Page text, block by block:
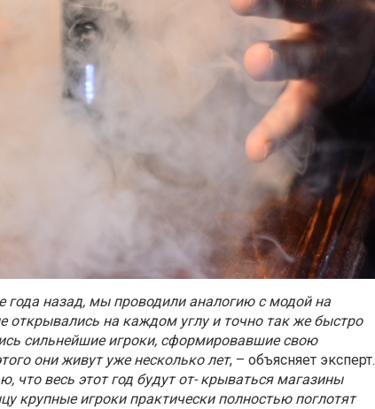
года назад, мы проводили аналогию с модой на
открывались на каждом углу и точно так же быстро
сильнейшие игроки, сформировавшие свою
они живут уже несколько лет, – объясняет эксперт.
что весь этот год будут от- крываться магазины
крупные игроки практически полностью поглотят